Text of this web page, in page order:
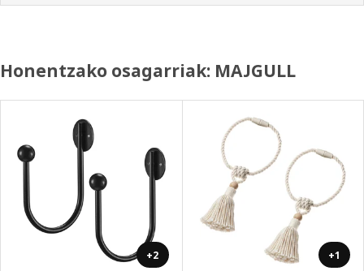
Honentzako osagarriak: MAJGULL
+2 +1